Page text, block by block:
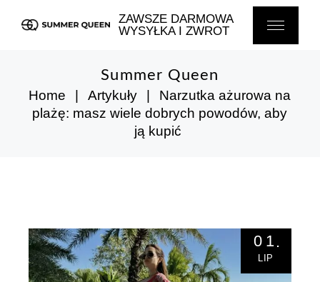
ZAWSZE DARMOWA
WYSYŁKA I ZWROT
Summer Queen
Home Artykuły
Narzutka ażurowa na
plażę: masz wiele dobrych powodów, aby
ją kupić
01
LIP